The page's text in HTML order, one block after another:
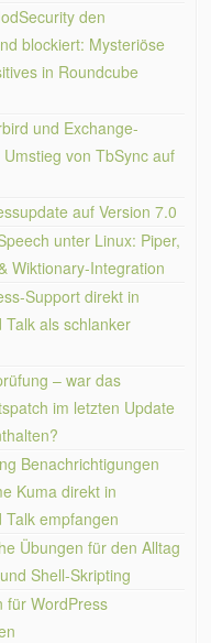
den
blockiert: Mysteriöse
in Roundcube
und Exchange-
von TbSync auf
auf Version 7.0
unter Linux: Piper,
Wiktionary-Integration
Support direkt in
Talk als schlanker
– war das
im letzten Update
Benachrichtigungen
Kuma direkt in
Talk empfangen
Übungen für den Alltag
Shell-Skripting
für WordPress